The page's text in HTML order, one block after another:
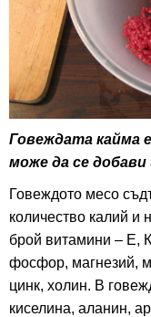
Говеждата кайма
може да се добави
Говеждото месо
количество калий и
брой витамини – Е,
фосфор, магнезий,
цинк, холин. В
киселина, аланин,